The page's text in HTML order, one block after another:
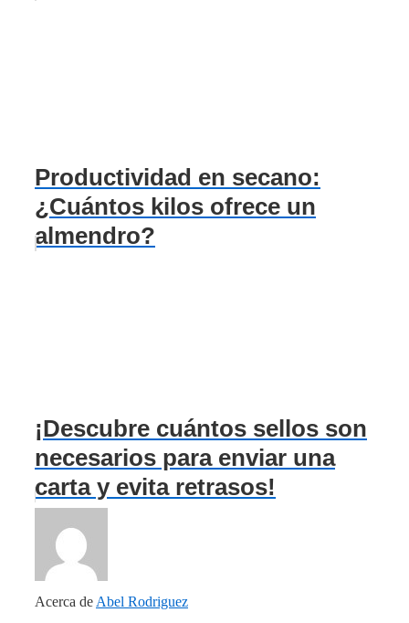
Productividad en secano:
¿Cuántos kilos ofrece un
almendro?
¡Descubre cuántos sellos son
necesarios para enviar una
carta y evita retrasos!
Acerca de Abel Rodriguez